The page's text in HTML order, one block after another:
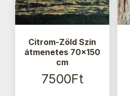
Citrom-Zöld Szín
átmenetes 70×150
cm
7500Ft